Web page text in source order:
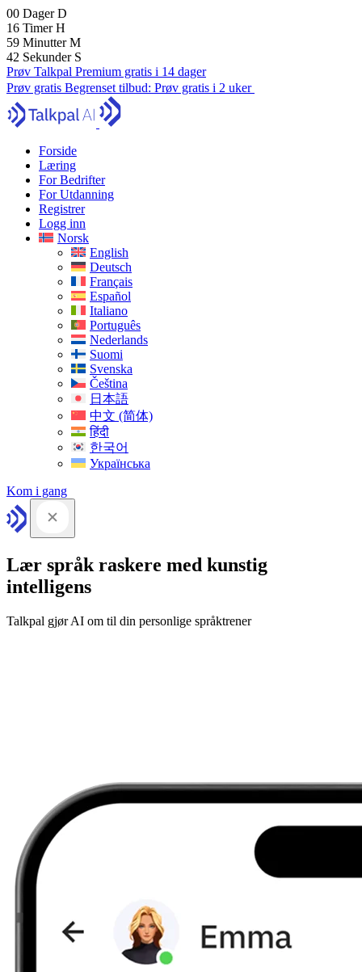
00 DagerD
16 TimerH
59 MinutterM
41 Sekunder S
Prøv Talkpal Premium gratis i 14 dager
Prøv gratis Begrenset tilbud: Prøv gratis i 2 uker
Forside
Læring
For Bedrifter
For Utdanning
Registrer
Logg inn
Norsk
English
Deutsch
Français
Español
Italiano
Português
Nederlands
Suomi
Svenska
Čeština
日本語
中文 (简体)
हिंदी
한국어
Українська
Kom i gang
Lær språk raskere med kunstig
intelligens
Talkpal gjør AI om til din personlige språktrener